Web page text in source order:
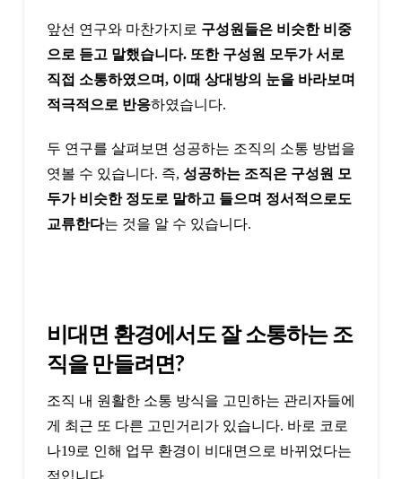
앞선 연구와 마찬가지로 구성원들은 비슷한 비중
으로 듣고 말했습니다. 또한 구성원 모두가 서로
직접 소통하였으며, 이때 상대방의 눈을 바라보며
적극적으로 반응하였습니다.
두 연구를 살펴보면 성공하는 조직의 소통 방법을
엿볼 수 있습니다. 즉, 성공하는 조직은 구성원 모
두가 비슷한 정도로 말하고 들으며 정서적으로도
교류한다는 것을 알 수 있습니다.
비대면 환경에서도 잘 소통하는 조
직을 만들려면?
조직 내 원활한 소통 방식을 고민하는 관리자들에
게 최근 또 다른 고민거리가 있습니다. 바로 코로
나19로 인해 업무 환경이 비대면으로 바뀌었다는
점입니다.